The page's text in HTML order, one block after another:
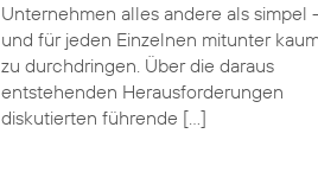
Unternehmen alles andere als simpel
und für jeden Einzelnen mitunter
zu durchdringen. Über die daraus
entstehenden Herausforderungen
diskutierten führende […]